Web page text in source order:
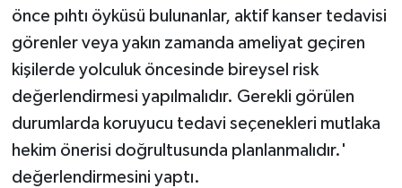
önce pıhtı öyküsü bulunanlar, aktif kanser tedavisi
görenler veya yakın zamanda ameliyat geçiren
kişilerde yolculuk öncesinde bireysel risk
değerlendirmesi yapılmalıdır. Gerekli görülen
durumlarda koruyucu tedavi seçenekleri mutlaka
hekim önerisi doğrultusunda planlanmalıdır.'
değerlendirmesini yaptı.